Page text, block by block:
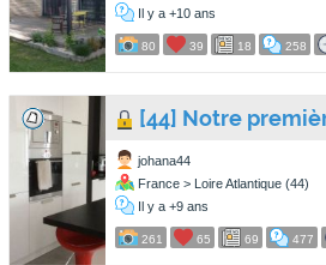
Il y a +10 ans
80 39 18 258
[44] Notre
johana44
France > Loire Atlantique (44)
Il y a +9 ans
261 65 69 477